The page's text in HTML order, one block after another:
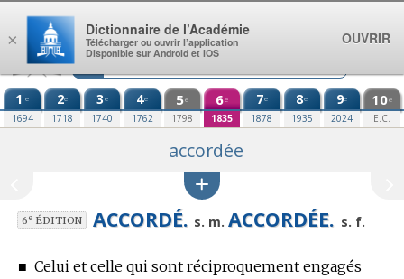
Aller au contenu
1re
1694
2e
1718
3e
1740
4e
1762
5e
1798
6e
1835
7e
1878
8e
1935
9e
2024
10e
E.C.
accordée
6eÉDITION ACCORDÉ. s. m. ACCORDÉE. s. f.
■ Celui et celle qui sont réciproquement engagés
×
Dictionnaire de l’Académie
Télécharger ou ouvrir l’application
Disponible sur Android et iOS
OUVRIR